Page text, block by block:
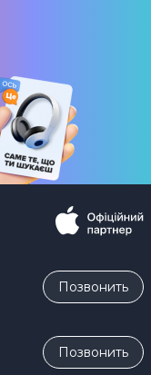
Позвонить
Позвонить